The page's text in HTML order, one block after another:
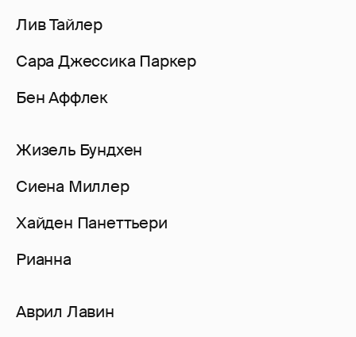
Лив Тайлер
Сара Джессика Паркер
Бен Аффлек
Жизель Бундхен
Сиена Миллер
Хайден Панеттьери
Рианна
Аврил Лавин